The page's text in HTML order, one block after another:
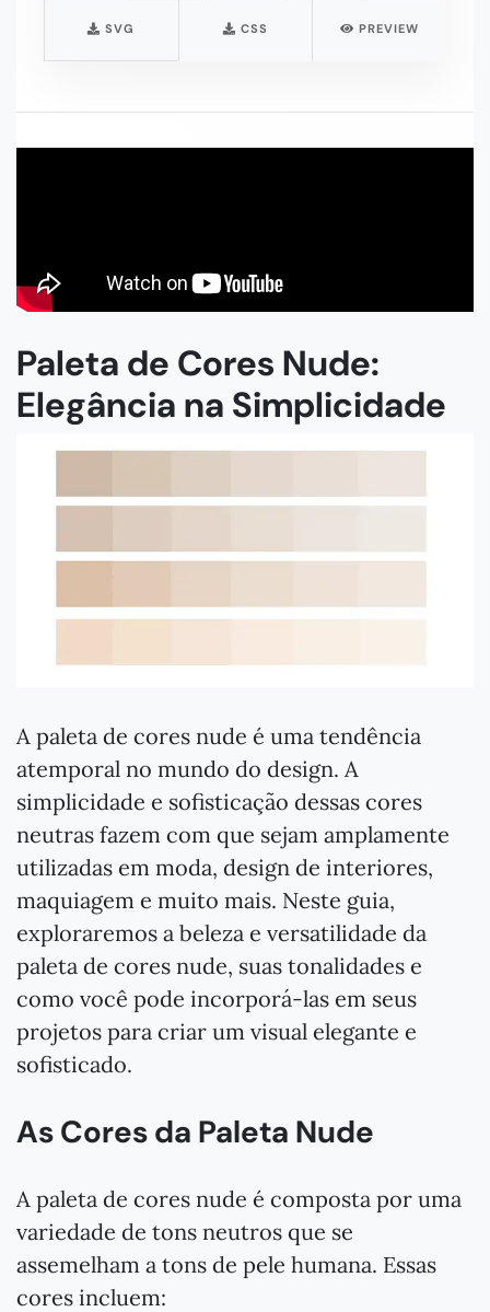
SVG CSS PREVIEW
Paleta de Cores Nude:
Elegância na Simplicidade
A paleta de cores nude é uma tendência
atemporal no mundo do design. A
simplicidade e sofisticação dessas cores
neutras fazem com que sejam amplamente
utilizadas em moda, design de interiores,
maquiagem e muito mais. Neste guia,
exploraremos a beleza e versatilidade da
paleta de cores nude, suas tonalidades e
como você pode incorporá-las em seus
projetos para criar um visual elegante e
sofisticado.
As Cores da Paleta Nude
A paleta de cores nude é composta por uma
variedade de tons neutros que se
assemelham a tons de pele humana. Essas
cores incluem: